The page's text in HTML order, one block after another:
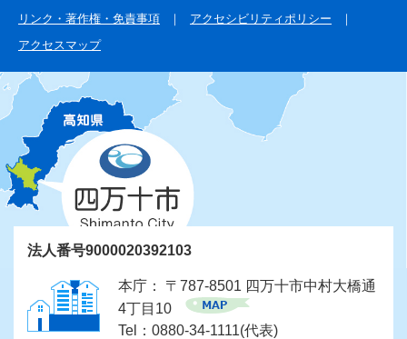
リンク・著作権・免責事項
アクセシビリティポリシー
アクセスマップ
法人番号9000020392103
本庁： 〒787-8501 四万十市中村大橋通
4丁目10
Tel：0880-34-1111(代表)